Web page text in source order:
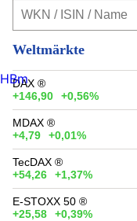
Weltmärkte
DAX ®
+146,90
+0,56%
MDAX ®
+4,79
+0,01%
TecDAX ®
+54,26
+1,37%
E-STOXX 50 ®
+25,58
+0,39%
HBm